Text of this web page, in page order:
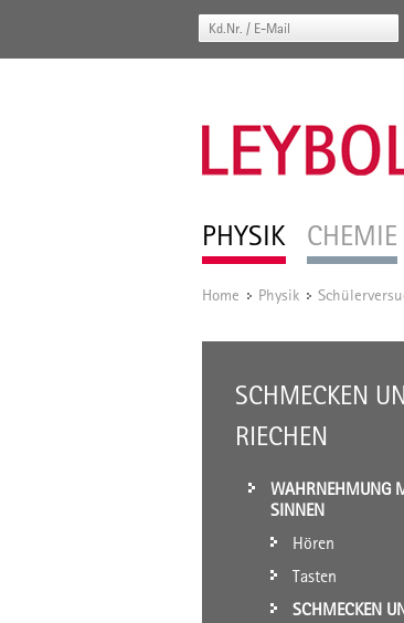
PHYSIK CHEMIE
Home / Physik /
SCHMECKEN
RIECHEN
WAHRNEHMUNG
SINNEN
Hören
Tasten
SCHMECKEN